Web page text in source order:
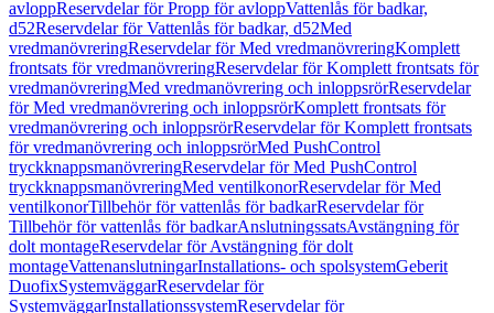
avloppReservdelar för Propp för avloppVattenlås för badkar,
d52Reservdelar för Vattenlås för badkar, d52Med
vredmanövreringReservdelar för Med vredmanövreringKomplett
frontsats för vredmanövreringReservdelar för Komplett frontsats för
vredmanövreringMed vredmanövrering och inloppsrörReservdelar
för Med vredmanövrering och inloppsrörKomplett frontsats för
vredmanövrering och inloppsrörReservdelar för Komplett frontsats
för vredmanövrering och inloppsrörMed PushControl
tryckknappsmanövreringReservdelar för Med PushControl
tryckknappsmanövreringMed ventilkonorReservdelar för Med
ventilkonorTillbehör för vattenlås för badkarReservdelar för
Tillbehör för vattenlås för badkarAnslutningssatsAvstängning för
dolt montageReservdelar för Avstängning för dolt
montageVattenanslutningarInstallations- och spolsystemGeberit
DuofixSystemväggarReservdelar för
SystemväggarInstallationssystemReservdelar för